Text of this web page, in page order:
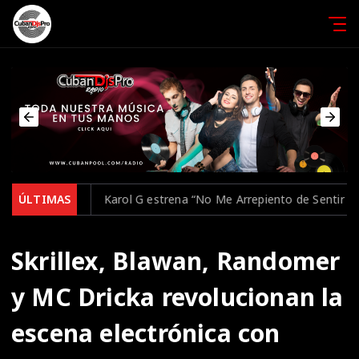
ÚLTIMAS
Karol G estrena “No Me Arrepiento de Sentir Tanto”, su
Skrillex, Blawan, Randomer
y MC Dricka revolucionan la
escena electrónica con